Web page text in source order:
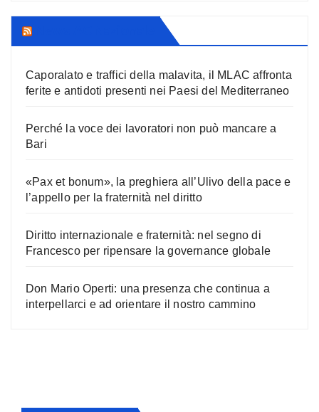
Caporalato e traffici della malavita, il MLAC affronta
ferite e antidoti presenti nei Paesi del Mediterraneo
Perché la voce dei lavoratori non può mancare a
Bari
«Pax et bonum», la preghiera all’Ulivo della pace e
l’appello per la fraternità nel diritto
Diritto internazionale e fraternità: nel segno di
Francesco per ripensare la governance globale
Don Mario Operti: una presenza che continua a
interpellarci e ad orientare il nostro cammino